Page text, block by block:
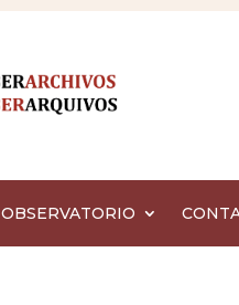
OBSERVATORIO